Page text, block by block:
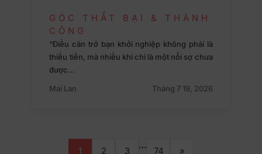
GÓC THẤT BẠI & THÀNH
CÔNG
“Điều cản trở bạn khởi nghiệp không phải là
thiếu tiền, mà nhiều khi chỉ là một nỗi sợ chưa
được…
Mai Lan
Tháng 7 19, 2026
1 2 3
…
74 »